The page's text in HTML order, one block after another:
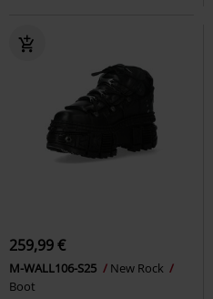
259,99 €
M-WALL106-S25
New Rock
Boot